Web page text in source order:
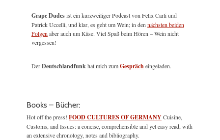
Grape Dudesist ein kurzweiliger Podcast von Felix Carli und
Patrick Uccelli, und klar, es geht um Wein; in den nächsten beiden
Folgen aber auch um Käse. Viel Spaß beim Hören – Wein nicht
vergessen!
DerDeutschlandfunkhat mich zumGesprächeingeladen.
Books – Bücher:
Hot off the press! FOOD CULTURES OF GERMANYCuisine,
Customs, and Issues: a concise, comprehensible and yet easy read, with
an extensive chronology, notes and bibliography.